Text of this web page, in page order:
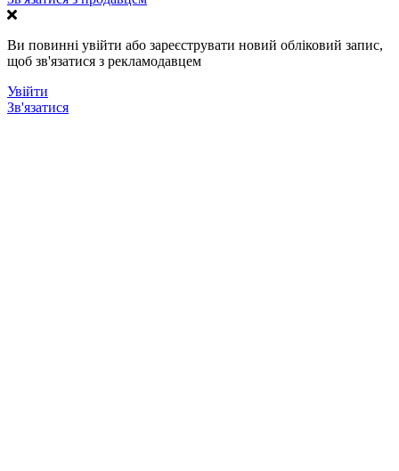
Ви повинні увійти або зареєструвати новий обліковий запис,
щоб зв'язатися з рекламодавцем
Увійти
Зв'язатися